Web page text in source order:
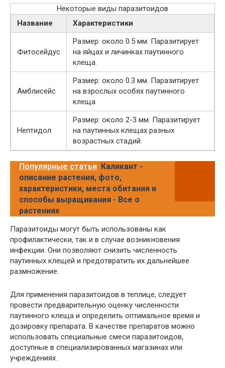
Некоторые виды паразитоидов
Название
Характеристики
Фитосейдус
Размер: около 0.5 мм. Паразитирует
на яйцах и личинках паутинного
клеща.
Амблисейс
Размер: около 0.3 мм. Паразитирует
на взрослых особях паутинного
клеща.
Нептидол
Размер: около 2-3 мм. Паразитирует
на паутинных клещах разных
возрастных стадий.
Популярные статьи Каликант -
описание растения, фото,
характеристики, места обитания и
способы выращивания - Все о
растениях
Паразитоиды могут быть использованы как
профилактически, так и в случае возникновения
инфекции. Они позволяют снизить численность
паутинных клещей и предотвратить их дальнейшее
размножение.
Для применения паразитоидов в теплице, следует
провести предварительную оценку численности
паутинного клеща и определить оптимальное время и
дозировку препарата. В качестве препаратов можно
использовать специальные смеси паразитоидов,
доступные в специализированных магазинах или
учреждениях.